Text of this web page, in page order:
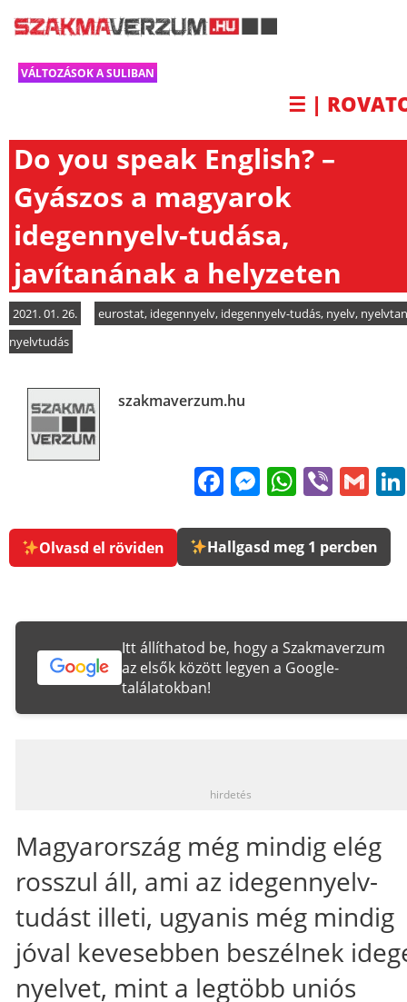
VÁLTOZÁSOK A SULIBAN
☰ |
Do you speak English? –
Gyászos a magyarok
idegennyelv-tudása,
javítanának a helyzeten
2021. 01. 26. eurostat, idegennyelv, idegennyelv-tudás, nyelv,
nyelvtudás
szakmaverzum.hu
FacebookViber
Olvasd el röviden Hallgasd meg 1 percben
Itt állíthatod be, hogy a Szakmaverzum
az elsők között legyen a Google-
találatokban!
hirdetés
Magyarország még mindig elég
rosszul áll, ami az idegennyelv-
tudást illeti, ugyanis még mindig
jóval kevesebben beszélnek
nyelvet, mint a legtöbb uniós